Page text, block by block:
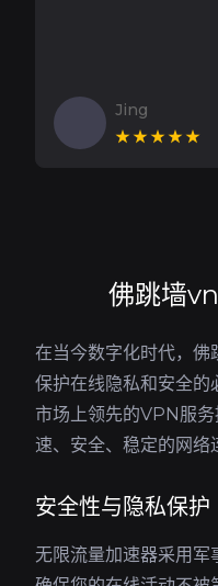
Jing
★★★★★
佛跳墙
在当今数字化时代，佛
保护在线隐私和安全的
市场上领先的VPN服
速、安全、稳定的网络
安全性与隐私保护
无限流量加速器采用军